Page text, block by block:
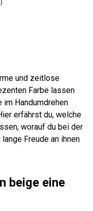
und zeitlose
Farbe lassen
im Handumdrehen
erfährst du, welche
worauf du bei der
Freude an ihnen
beige eine